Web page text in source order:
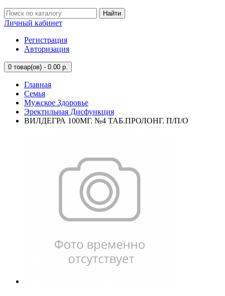
Найти
Личный кабинет
Регистрация
Авторизация
0 товар(ов) - 0.00 р.
Главная
Семья
Мужское Здоровье
Эректильная Дисфункция
ВИЛДЕГРА 100МГ. №4 ТАБ.ПРОЛОНГ. П/П/О